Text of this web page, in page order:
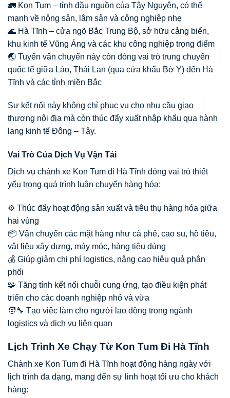
🚛 Kon Tum – tỉnh đầu nguồn của Tây Nguyên, có thế
mạnh về nông sản, lâm sản và công nghiệp nhẹ
🌊 Hà Tĩnh – cửa ngõ Bắc Trung Bộ, sở hữu cảng biển,
khu kinh tế Vũng Áng và các khu công nghiệp trọng điểm
🌏 Tuyến vận chuyển này còn đóng vai trò trung chuyển
quốc tế giữa Lào, Thái Lan (qua cửa khẩu Bờ Y) đến Hà
Tĩnh và các tỉnh miền Bắc
Sự kết nối này không chỉ phục vụ cho nhu cầu giao
thương nội địa mà còn thúc đẩy xuất nhập khẩu qua hành
lang kinh tế Đông – Tây.
Vai Trò Của Dịch Vụ Vận Tải
Dịch vụ chành xe Kon Tum đi Hà Tĩnh đóng vai trò thiết
yếu trong quá trình luân chuyển hàng hóa:
⚙️ Thúc đẩy hoạt động sản xuất và tiêu thụ hàng hóa giữa
hai vùng
📦 Vận chuyển các mặt hàng như cà phê, cao su, hồ tiêu,
vật liệu xây dựng, máy móc, hàng tiêu dùng
💰 Giúp giảm chi phí logistics, nâng cao hiệu quả phân
phối
🧩 Tăng tính kết nối chuỗi cung ứng, tạo điều kiện phát
triển cho các doanh nghiệp nhỏ và vừa
🧑‍🔧 Tạo việc làm cho người lao động trong ngành
logistics và dịch vụ liên quan
Lịch Trình Xe Chạy Từ Kon Tum Đi Hà Tĩnh
Chành xe Kon Tum đi Hà Tĩnh hoạt động hàng ngày với
lịch trình đa dạng, mang đến sự linh hoạt tối ưu cho khách
hàng: